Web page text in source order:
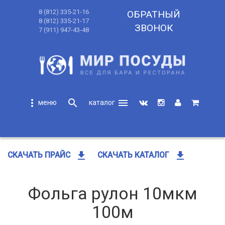
8 (812) 335-21-16
8 (812) 335-21-17
7 (911) 947-43-48
ОБРАТНЫЙ
ЗВОНОК
more_vert search
menu
СКАЧАТЬ ПРАЙС get_app СКАЧАТЬ КАТАЛОГ get_app
Фольга рулон 10мкм
100м